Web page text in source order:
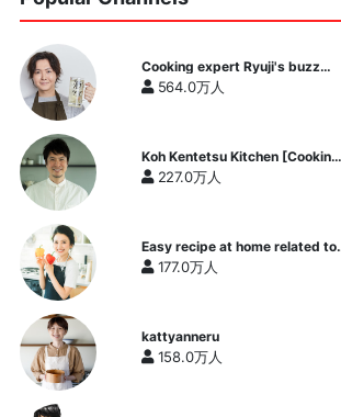
Cooking expert Ryuji's buzz
recipe
564.0万人
Koh Kentetsu Kitchen [Cooking
expert Koh Kentetsu official
channel]
227.0万人
Easy recipe at home related to
cooking researcher / Yukari's
Kitchen
177.0万人
kattyanneru
158.0万人